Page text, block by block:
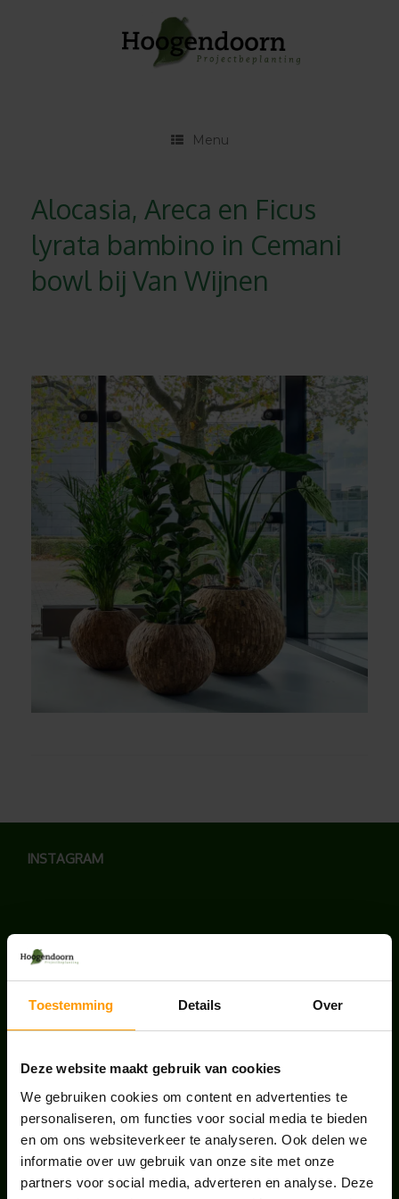
Toestemming Details Over
Deze website maakt gebruik van cookies
We gebruiken cookies om content en advertenties te
personaliseren, om functies voor social media te bieden
en om ons websiteverkeer te analyseren. Ook delen we
informatie over uw gebruik van onze site met onze
partners voor social media, adverteren en analyse. Deze
Menu
Alocasia, Areca en Ficus
lyrata bambino in Cemani
bowl bij Van Wijnen
INSTAGRAM
LAATSTE NIEUWS
UNION HOUSE UTRECHT
KANTOORPLANT VAN DE MAAND JUNI: DE
SCHEFFLERA
juni 30, 2026